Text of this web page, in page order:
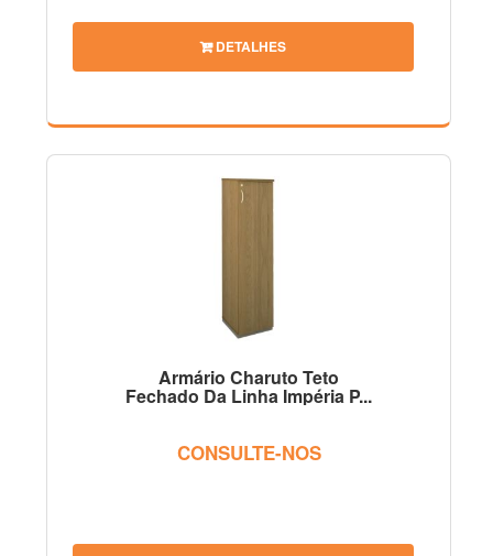
DETALHES
Armário Charuto Teto
Fechado Da Linha Impéria P...
CONSULTE-NOS